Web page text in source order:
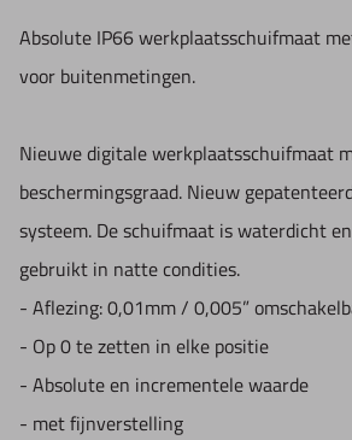
Absolute IP66 werkplaatsschuifmaat
voor buitenmetingen.
Nieuwe digitale werkplaatsschuifmaat
beschermingsgraad. Nieuw
systeem. De schuifmaat is waterdicht
gebruikt in natte condities.
- Aflezing: 0,01mm / 0,005”
- Op 0 te zetten in elke positie
- Absolute en incrementele waarde
- met fijnverstelling